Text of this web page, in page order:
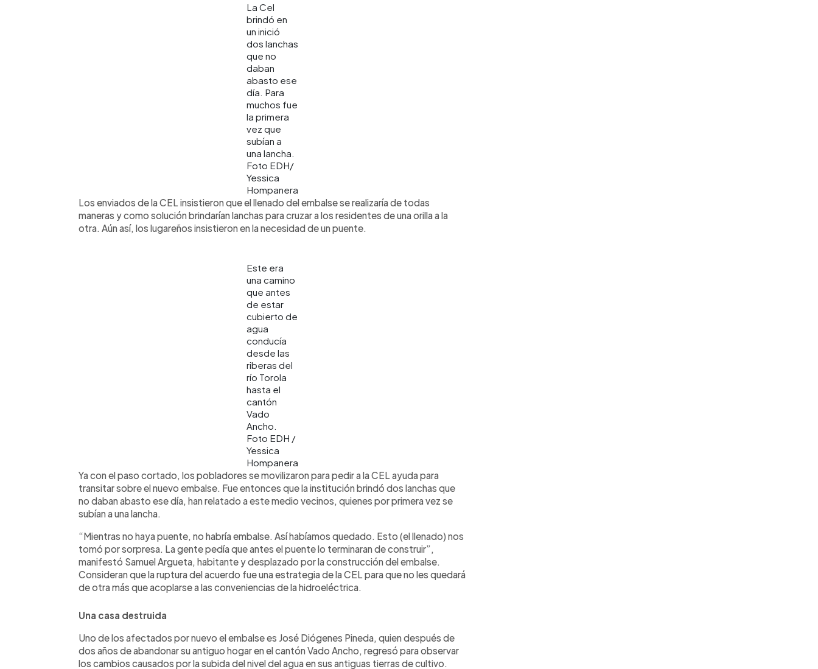
La Cel
brindó en
un inició
dos lanchas
que no
daban
abasto ese
día. Para
muchos fue
la primera
vez que
subían a
una lancha.
Foto EDH/
Yessica
Hompanera
Los enviados de la CEL insistieron que el llenado del embalse se realizaría de todas
maneras y como solución brindarían lanchas para cruzar a los residentes de una orilla a la
otra. Aún así, los lugareños insistieron en la necesidad de un puente.
Este era
una camino
que antes
de estar
cubierto de
agua
conducía
desde las
riberas del
río Torola
hasta el
cantón
Vado
Ancho.
Foto EDH /
Yessica
Hompanera
Ya con el paso cortado, los pobladores se movilizaron para pedir a la CEL ayuda para
transitar sobre el nuevo embalse. Fue entonces que la institución brindó dos lanchas que
no daban abasto ese día, han relatado a este medio vecinos, quienes por primera vez se
subían a una lancha.
“Mientras no haya puente, no habría embalse. Así habíamos quedado. Esto (el llenado) nos
tomó por sorpresa. La gente pedía que antes el puente lo terminaran de construir”,
manifestó Samuel Argueta, habitante y desplazado por la construcción del embalse.
Consideran que la ruptura del acuerdo fue una estrategia de la CEL para que no les quedará
de otra más que acoplarse a las conveniencias de la hidroeléctrica.
Una casa destruida
Uno de los afectados por nuevo el embalse es José Diógenes Pineda, quien después de
dos años de abandonar su antiguo hogar en el cantón Vado Ancho, regresó para observar
los cambios causados por la subida del nivel del agua en sus antiguas tierras de cultivo.